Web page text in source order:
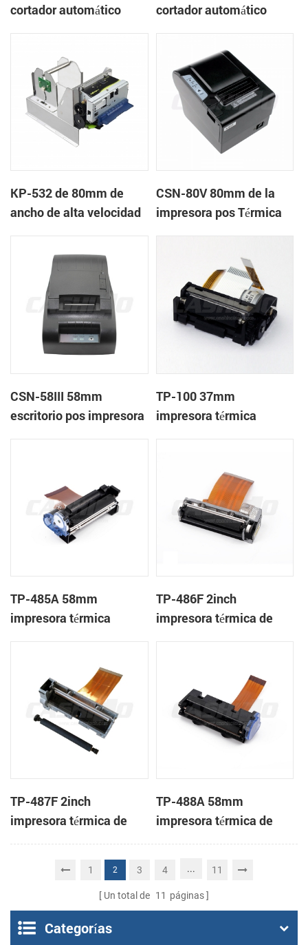
cortador automático
cortador automático
KP-532 de 80mm de
ancho de alta velocidad
del quiosco
CSN-80V 80mm de la
impresora pos Térmica
CSN-58III 58mm
escritorio pos impresora
TP-100 37mm
impresora térmica
TP-485A 58mm
impresora térmica
TP-486F 2inch
impresora térmica de
TP-487F 2inch
impresora térmica de
cabeza
TP-488A 58mm
impresora térmica de
cabeza
1 2 3 4 ... 11
Un total de 11 páginas
Categorías